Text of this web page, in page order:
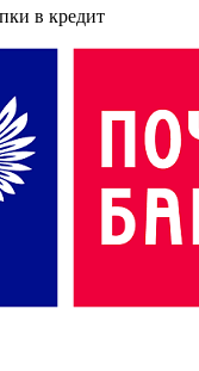
в кредит